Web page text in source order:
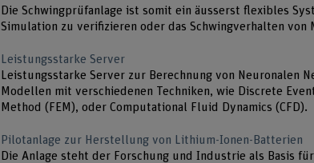
Die Schwingprüfanlage ist somit ein äusserst flexibles
Simulation zu verifizieren oder das Schwingverhalten von
Leistungsstarke Server
Leistungsstarke Server zur Berechnung von Neuronalen
Modellen mit verschiedenen Techniken, wie Discrete
Method (FEM), oder Computational Fluid Dynamics (CFD).
Pilotanlage zur Herstellung von Lithium-Ionen-Batterien
Die Anlage steht der Forschung und Industrie als Basis